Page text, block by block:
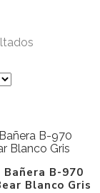
Bañera B-970
Blanco Gris